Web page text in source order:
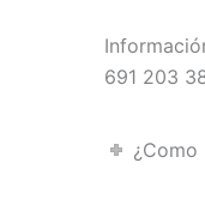
691 203